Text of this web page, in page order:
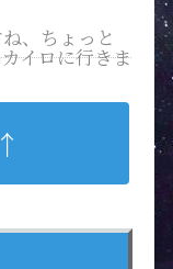
、ちょっと
イロに行きま